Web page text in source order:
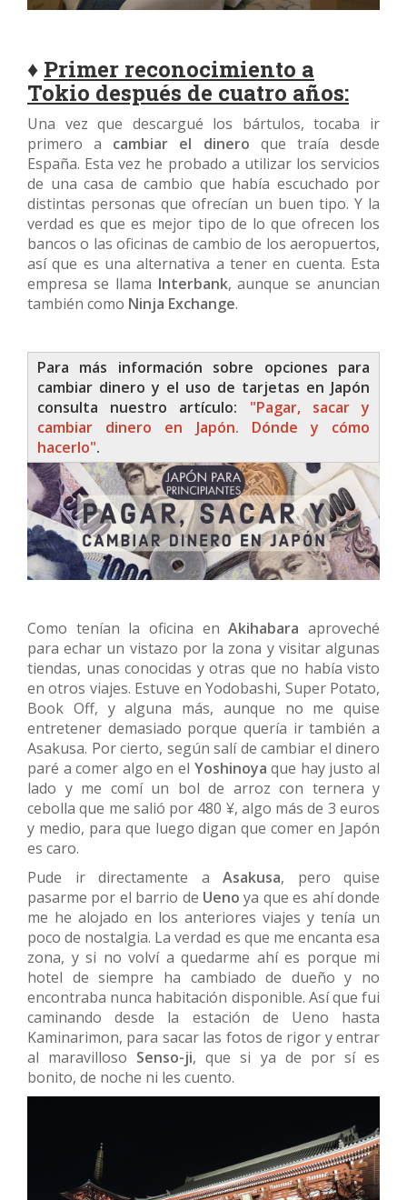
♦ Primer reconocimiento a
Tokio después de cuatro años:
Una vez que descargué los bártulos, tocaba ir
primero a cambiar el dinero que traía desde
España. Esta vez he probado a utilizar los servicios
de una casa de cambio que había escuchado por
distintas personas que ofrecían un buen tipo. Y la
verdad es que es mejor tipo de lo que ofrecen los
bancos o las oficinas de cambio de los aeropuertos,
así que es una alternativa a tener en cuenta. Esta
empresa se llama Interbank, aunque se anuncian
también como Ninja Exchange.
Para más información sobre opciones para
cambiar dinero y el uso de tarjetas en Japón
consulta nuestro artículo: "Pagar, sacar y
cambiar dinero en Japón. Dónde y cómo
hacerlo".
Como tenían la oficina enAkihabaraaproveché
para echar un vistazo por la zona y visitar algunas
tiendas, unas conocidas y otras que no había visto
en otros viajes. Estuve en Yodobashi, Super Potato,
Book Off, y alguna más, aunque no me quise
entretener demasiado porque quería ir también a
Asakusa. Por cierto, según salí de cambiar el dinero
paré a comer algo en el Yoshinoyaque hay justo al
lado y me comí un bol de arroz con ternera y
cebolla que me salió por 480 ¥, algo más de 3 euros
y medio, para que luego digan que comer en Japón
es caro.
Pude ir directamente a Asakusa, pero quise
pasarme por el barrio de Uenoya que es ahí donde
me he alojado en los anteriores viajes y tenía un
poco de nostalgia. La verdad es que me encanta esa
zona, y si no volví a quedarme ahí es porque mi
hotel de siempre ha cambiado de dueño y no
encontraba nunca habitación disponible. Así que fui
caminando desde la estación de Ueno hasta
Kaminarimon, para sacar las fotos de rigor y entrar
al maravilloso Senso-ji, que si ya de por sí es
bonito, de noche ni les cuento.